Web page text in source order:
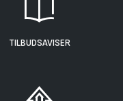
TILBUDSAVISER